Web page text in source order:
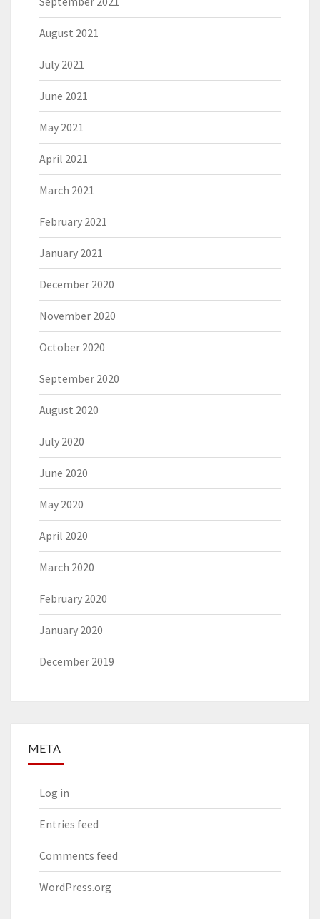
August 2021
July 2021
June 2021
May 2021
April 2021
March 2021
February 2021
January 2021
December 2020
November 2020
October 2020
September 2020
August 2020
July 2020
June 2020
May 2020
April 2020
March 2020
February 2020
January 2020
December 2019
META
Log in
Entries feed
Comments feed
WordPress.org